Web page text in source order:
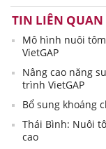
TIN LIÊN QUAN
Mô hình nuôi
VietGAP
Nâng cao năng
trình VietGAP
Bổ sung khoáng
Thái Bình: Nuôi
cao